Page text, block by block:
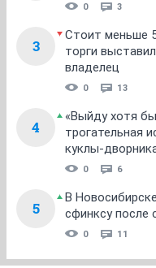
0 3
3
Стоит меньше
торги
владелец
0 13
4
«Выйду хотя
трогательная
куклы-
0 6
5
В
сфинксу после
0 11